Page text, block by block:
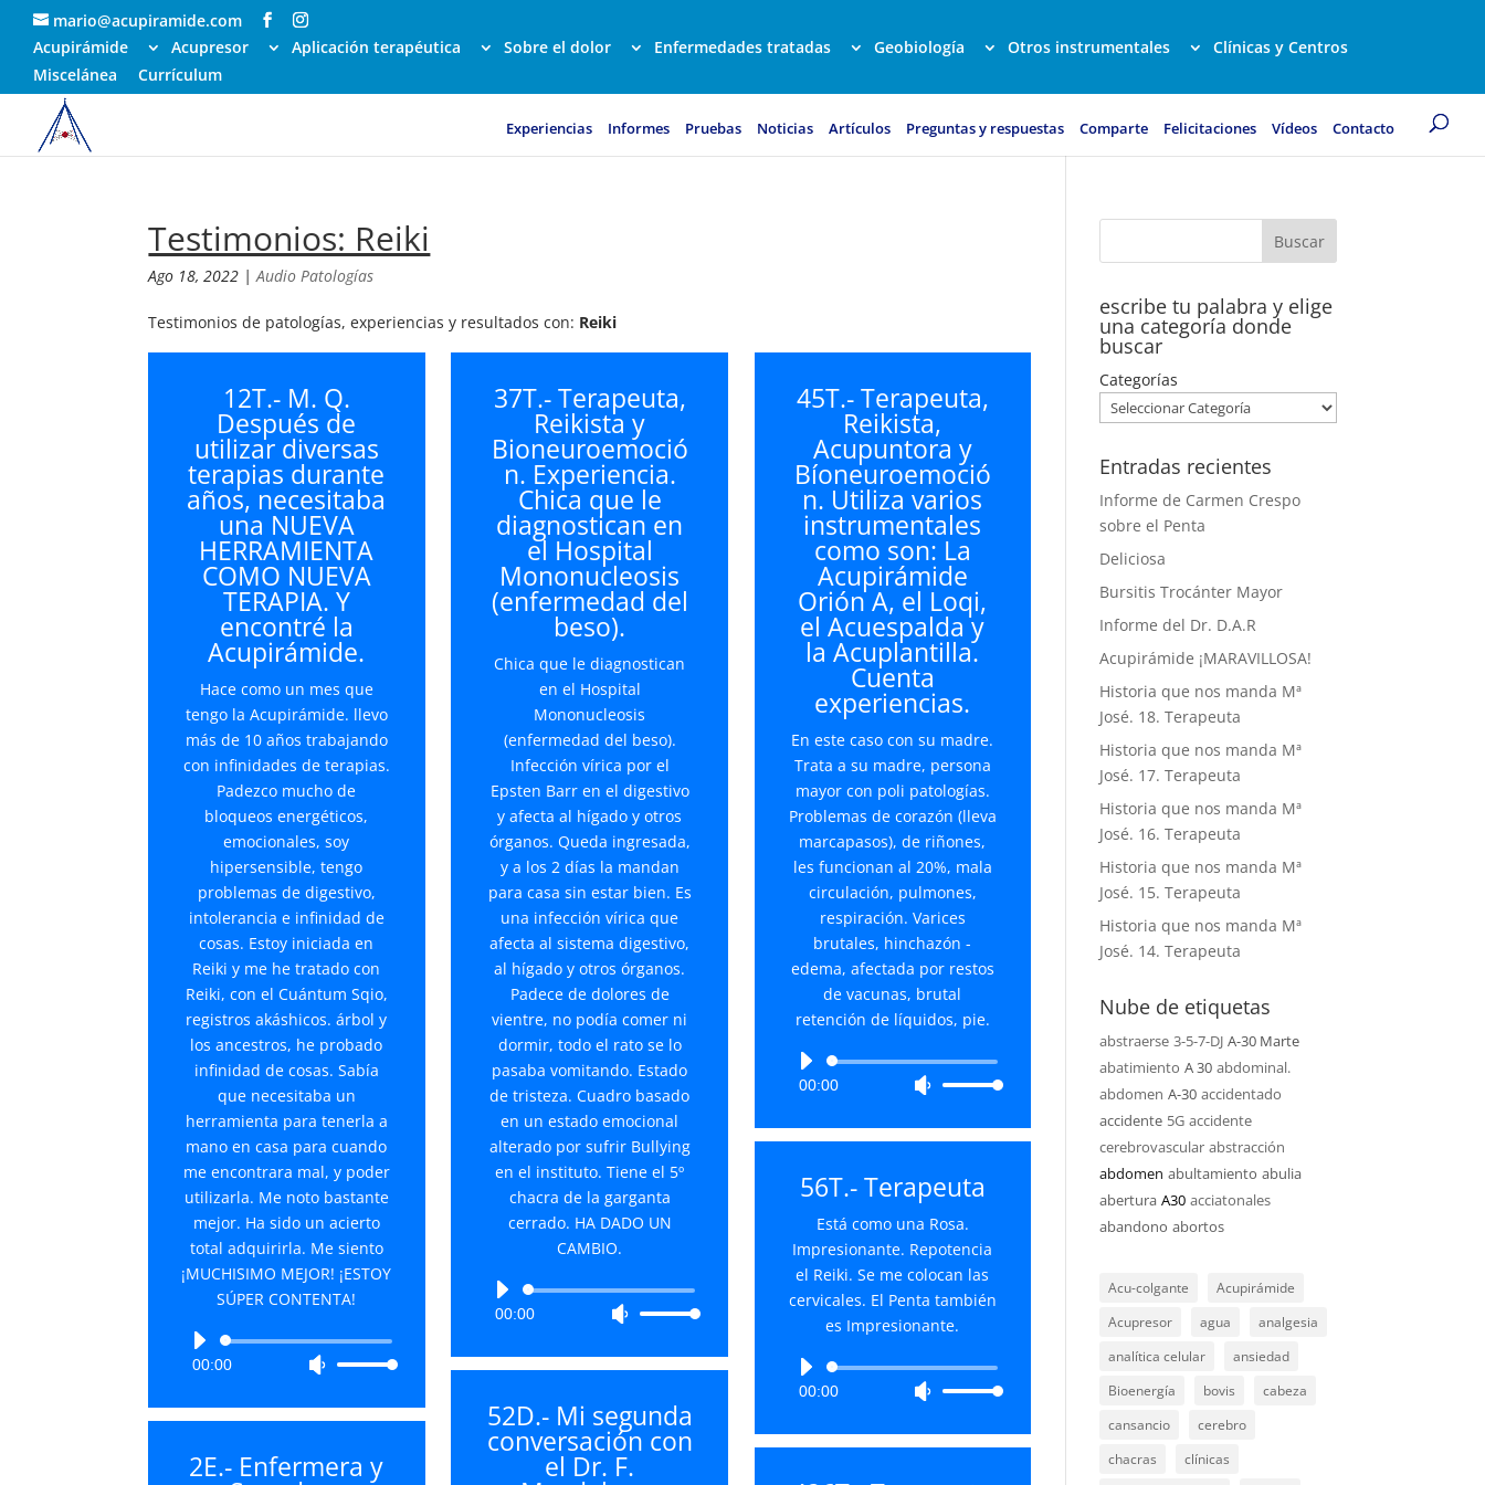
mario@acupiramide.com
Acupirámide
Acupresor Aplicación terapéutica Sobre el dolor Enfermedades tratadas Geobiología Otros instrumentales
Clínicas y Centros
Miscelánea
Currículum
Experiencias Informes Pruebas Noticias Artículos Preguntas y respuestas Comparte Felicitaciones Vídeos Contacto
Testimonios: Reiki
Ago 18, 2022 |Audio Patologías
Testimonios de patologías, experiencias y resultados con: Reiki
12T.- M. Q.
Después de
utilizar diversas
terapias durante
años, necesitaba
una NUEVA
HERRAMIENTA
COMO NUEVA
TERAPIA. Y
encontré la
Acupirámide.
Hace como un mes que
tengo la Acupirámide. llevo
más de 10 años trabajando
con infinidades de terapias.
Padezco mucho de
bloqueos energéticos,
emocionales, soy
hipersensible, tengo
problemas de digestivo,
intolerancia e infinidad de
cosas. Estoy iniciada en
Reiki y me he tratado con
Reiki, con el Cuántum Sqio,
registros akáshicos. árbol y
los ancestros, he probado
infinidad de cosas. Sabía
que necesitaba un
herramienta para tenerla a
mano en casa para cuando
me encontrara mal, y poder
utilizarla. Me noto bastante
mejor. Ha sido un acierto
total adquirirla. Me siento
¡MUCHISIMO MEJOR! ¡ESTOY
SÚPER CONTENTA!
Reproductor
00:00
Utiliza
flecha
2E.- Enfermera y
37T.- Terapeuta,
Reikista y
Bioneuroemoció
n. Experiencia.
Chica que le
diagnostican en
el Hospital
Mononucleosis
(enfermedad del
beso).
Chica que le diagnostican
en el Hospital
Mononucleosis
(enfermedad del beso).
Infección vírica por el
Epsten Barr en el digestivo
y afecta al hígado y otros
órganos. Queda ingresada,
y a los 2 días la mandan
para casa sin estar bien. Es
una infección vírica que
afecta al sistema digestivo,
al hígado y otros órganos.
Padece de dolores de
vientre, no podía comer ni
dormir, todo el rato se lo
pasaba vomitando. Estado
de tristeza. Cuadro basado
en un estado emocional
alterado por sufrir Bullying
en el instituto. Tiene el 5º
chacra de la garganta
cerrado. HA DADO UN
CAMBIO.
Reproductor
00:00
Utiliza
flecha
arriba/abajo
52D.- Mi segunda
conversación con
el Dr. F.
45T.- Terapeuta,
Reikista,
Acupuntora y
Bíoneuroemoció
n. Utiliza varios
instrumentales
como son: La
Acupirámide
Orión A, el Loqi,
el Acuespalda y
la Acuplantilla.
Cuenta
experiencias.
En este caso con su madre.
Trata a su madre, persona
mayor con poli patologías.
Problemas de corazón (lleva
marcapasos), de riñones,
les funcionan al 20%, mala
circulación, pulmones,
respiración. Varices
brutales, hinchazón -
edema, afectada por restos
de vacunas, brutal
retención de líquidos, pie.
Reproductor
00:00
Utiliza
flecha
volumen.
56T.- Terapeuta
Está como una Rosa.
Impresionante. Repotencia
el Reiki. Se me colocan las
cervicales. El Penta también
es Impresionante.
Reproductor
00:00
Utiliza
escribe tu palabra y elige
una categoría donde
buscar
Categorías
Entradas recientes
Informe de Carmen Crespo
sobre el Penta
Deliciosa
Bursitis Trocánter Mayor
Informe del Dr. D.A.R
Acupirámide ¡MARAVILLOSA!
Historia que nos manda Mª
José. 18. Terapeuta
Historia que nos manda Mª
José. 17. Terapeuta
Historia que nos manda Mª
José. 16. Terapeuta
Historia que nos manda Mª
José. 15. Terapeuta
Historia que nos manda Mª
José. 14. Terapeuta
Nube de etiquetas
abstraerse 3-5-7-DJ A-30 Marte
abatimiento A 30 abdominal.
abdomen A-30 accidentado
accidente 5G accidente
cerebrovascular abstracción
abdomen abultamiento abulia
abertura A30 acciatonales
abandono abortos
Acu-colgante
Acupirámide
Acupresor
agua
analgesia
analítica celular
ansiedad
Bioenergía
bovis
cabeza
cansancio
cerebro
chacras
clínicas